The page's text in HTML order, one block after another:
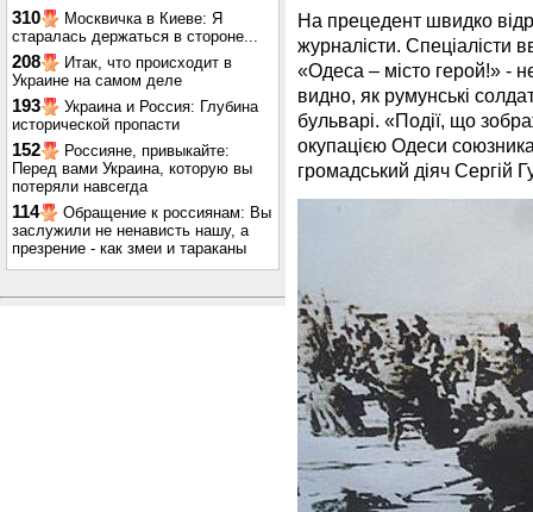
310
Москвичка в Киеве: Я
старалась держаться в стороне...
208
Итак, что происходит в
Украине на самом деле
193
Украина и Россия: Глубина
исторической пропасти
152
Россияне, привыкайте:
Перед вами Украина, которую вы
потеряли навсегда
114
Обращение к россиянам: Вы
заслужили не ненависть нашу, а
презрение - как змеи и тараканы
На прецедент швидко
журналісти. Спеціалісти
«Одеса – місто герой!» -
видно, як румунські
бульварі. «Події, що
окупацією Одеси
громадський діяч Сергій